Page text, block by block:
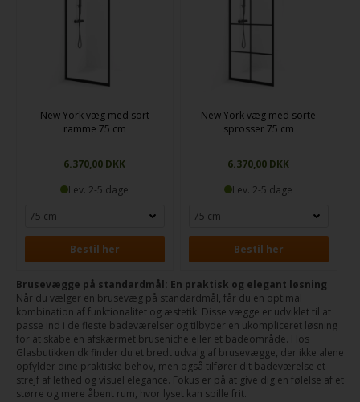
New York væg med sort
ramme 75 cm
6.370,00 DKK
Lev. 2-5 dage
Bestil her
New York væg med sorte
sprosser 75 cm
6.370,00 DKK
Lev. 2-5 dage
Bestil her
Brusevægge på standardmål: En praktisk og elegant løsning
Når du vælger en brusevæg på standardmål, får du en optimal
kombination af funktionalitet og æstetik. Disse vægge er udviklet til at
passe ind i de fleste badeværelser og tilbyder en ukompliceret løsning
for at skabe en afskærmet bruseniche eller et badeområde. Hos
Glasbutikken.dk finder du et bredt udvalg af brusevægge, der ikke alene
opfylder dine praktiske behov, men også tilfører dit badeværelse et
strejf af lethed og visuel elegance. Fokus er på at give dig en følelse af et
større og mere åbent rum, hvor lyset kan spille frit.